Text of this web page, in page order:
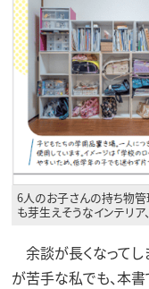
6人のお子さんの持ち物
も芽生えそうなインテリア、
余談が長くなってし
が苦手な私でも、本書